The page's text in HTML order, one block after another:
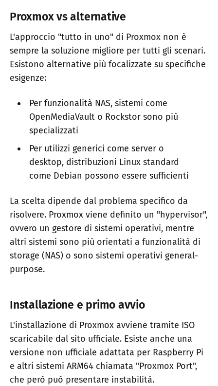
Proxmox vs alternative
L'approccio "tutto in uno" di Proxmox non è
sempre la soluzione migliore per tutti gli scenari.
Esistono alternative più focalizzate su specifiche
esigenze:
Per funzionalità NAS, sistemi come
OpenMediaVault o Rockstor sono più
specializzati
Per utilizzi generici come server o
desktop, distribuzioni Linux standard
come Debian possono essere sufficienti
La scelta dipende dal problema specifico da
risolvere. Proxmox viene definito un "hypervisor",
ovvero un gestore di sistemi operativi, mentre
altri sistemi sono più orientati a funzionalità di
storage (NAS) o sono sistemi operativi general-
purpose.
Installazione e primo avvio
L'installazione di Proxmox avviene tramite ISO
scaricabile dal sito ufficiale. Esiste anche una
versione non ufficiale adattata per Raspberry Pi
e altri sistemi ARM64 chiamata "Proxmox Port",
che però può presentare instabilità.